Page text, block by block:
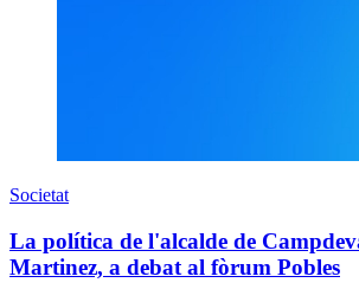
Societat
La política de l'alcalde de
Martinez, a debat al fòrum Pobles